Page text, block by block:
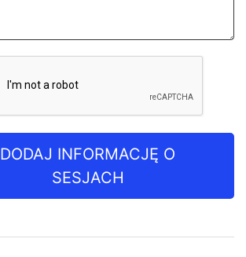
DODAJ INFORMACJĘ O
SESJACH